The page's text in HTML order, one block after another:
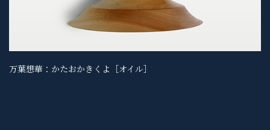
万葉想華：かたおかきくよ［オイル］